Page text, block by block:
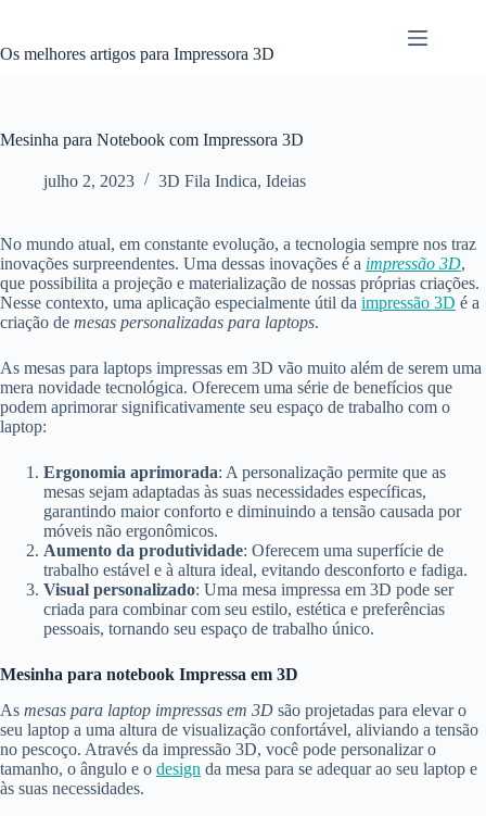
o
Os melhores artigos para Impressora 3D
Mesinha para Notebook com Impressora 3D
julho 2, 2023 3D Fila Indica, Ideias
No mundo atual, em constante evolução, a tecnologia sempre nos traz
inovações surpreendentes. Uma dessas inovações é a impressão 3D,
que possibilita a projeção e materialização de nossas próprias criações.
Nesse contexto, uma aplicação especialmente útil da impressão 3D é a
criação de mesas personalizadas para laptops.
As mesas para laptops impressas em 3D vão muito além de serem uma
mera novidade tecnológica. Oferecem uma série de benefícios que
podem aprimorar significativamente seu espaço de trabalho com o
laptop:
Ergonomia aprimorada: A personalização permite que as
mesas sejam adaptadas às suas necessidades específicas,
garantindo maior conforto e diminuindo a tensão causada por
móveis não ergonômicos.
Aumento da produtividade: Oferecem uma superfície de
trabalho estável e à altura ideal, evitando desconforto e fadiga.
Visual personalizado: Uma mesa impressa em 3D pode ser
criada para combinar com seu estilo, estética e preferências
pessoais, tornando seu espaço de trabalho único.
Mesinha para notebook Impressa em 3D
As mesas para laptop impressas em 3D são projetadas para elevar o
seu laptop a uma altura de visualização confortável, aliviando a tensão
no pescoço. Através da impressão 3D, você pode personalizar o
tamanho, o ângulo e o design da mesa para se adequar ao seu laptop e
às suas necessidades.